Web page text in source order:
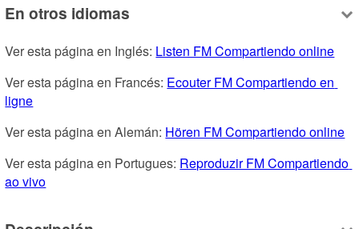
En otros idiomas
Ver esta página en Inglés: Listen FM Compartiendo online
Ver esta página en Francés: Ecouter FM Compartiendo en
ligne
Ver esta página en Alemán: Hören FM Compartiendo online
Ver esta página en Portugues: Reproduzir FM Compartiendo
ao vivo